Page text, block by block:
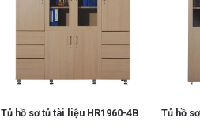
Tủ hồ sơ tủ tài liệu HR1960-4B Tủ hồ